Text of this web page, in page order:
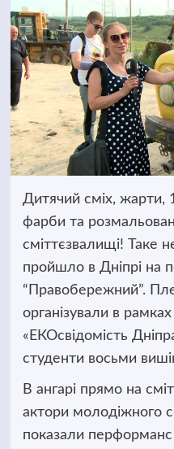
Дитячий сміх, жарти,
фарби та
сміттєзвалищі! Таке
пройшло в Дніпрі на
“Правобережний”.
організували в
«ЕКОсвідомість
студенти восьми
В ангарі прямо на
актори молодіжного
показали